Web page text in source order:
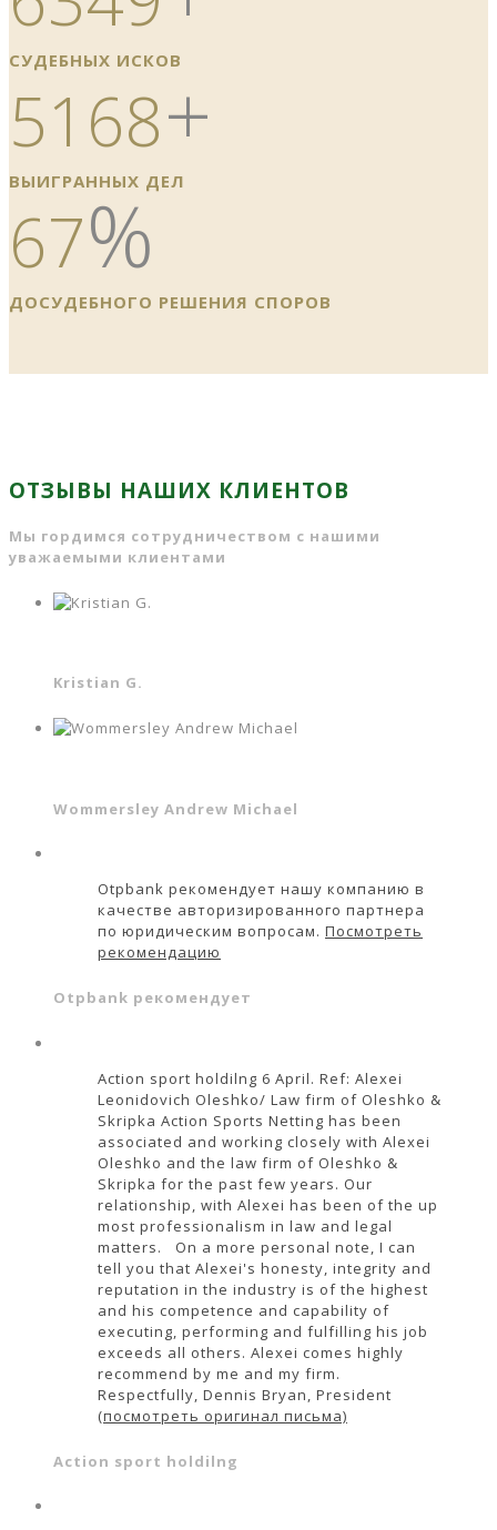
СУДЕБНЫХ ИСКОВ
5168+
ВЫИГРАННЫХ ДЕЛ
67%
ДОСУДЕБНОГО РЕШЕНИЯ СПОРОВ
ОТЗЫВЫ НАШИХ КЛИЕНТОВ
Мы гордимся сотрудничеством с нашими
уважаемыми клиентами
Kristian G.
Wommersley Andrew Michael
Otpbank рекомендует нашу компанию в
качестве авторизированного партнера
по юридическим вопросам. Посмотреть
рекомендацию
Otpbank рекомендует
Action sport holdilng 6 April. Ref: Alexei
Leonidovich Oleshko/ Law firm of Oleshko &
Skripka Action Sports Netting has been
associated and working closely with Alexei
Oleshko and the law firm of Oleshko &
Skripka for the past few years. Our
relationship, with Alexei has been of the up
most professionalism in law and legal
matters. On a more personal note, I can
tell you that Alexei's honesty, integrity and
reputation in the industry is of the highest
and his competence and capability of
executing, performing and fulfilling his job
exceeds all others. Alexei comes highly
recommend by me and my firm.
Respectfully, Dennis Bryan, President
(посмотреть оригинал письма)
Action sport holdilng